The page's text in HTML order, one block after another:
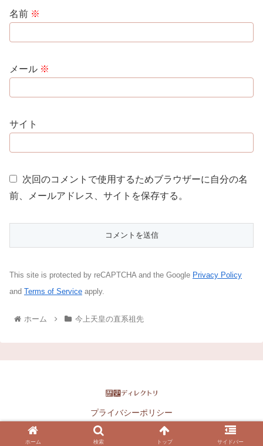
名前 ※
メール ※
サイト
次回のコメントで使用するためブラウザーに自分の名
前、メールアドレス、サイトを保存する。
This site is protected by reCAPTCHA and the Google Privacy Policy
and Terms of Service apply.
ホーム 今上天皇の直系祖先
プライバシーポリシー
Copyright © 2016-2026 歴史ディレクトリ All Rights Reserved.
ホーム 検索 トップ サイドバー